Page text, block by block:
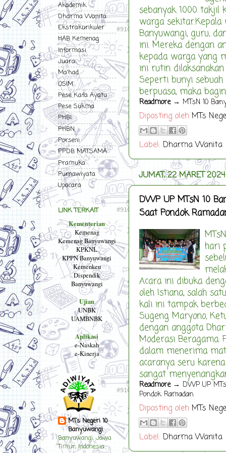
sebanyak 1000 takjil
warga
Banyuwangi, guru,
ini. Mereka dengan
kepada warga yang
ini rutin
Seperti bunyi
berpuasa, maka
Readmore→ MTsN 10
Diposting oleh MTs
Label: Dharma Wanita
JUMAT, 22 MARET 2024
DWP UP MTsN 10
Saat Pondok
hari
Acara ini dibuka
oleh Istiana, salah
kali ini tampak
Sugeng Maryono,
dengan anggota
Moderasi Beragama.
dalam menerima
acaranya seru
sangat
Readmore→ DWP UP
Pondok Ramadan
Diposting oleh MTs
Label: Dharma Wanita
Akademik
Dharma Wanita
Ekstrakurikuler
HAB Kemenag
Informasi
Juara
Ma'had
OSIM
Pese Kafa Ayatu
Pese Sukma
PHBI
PHBN
Porseni
PPDB MATSAMA
Pramuka
Purnawiyata
Upacara
LINK TERKAIT
Kementerian
Kemenag
Kemenag Banyuwangi
KPKNL
KPPN Banyuwangi
Kemenkeu
Dispendik
Banyuwangi
Ujian
UNBK
UAMBNBK
Aplikasi
e-Naskah
e-Kinerja
MTs Negeri 10
Banyuwangi
Banyuwangi, Jawa
Timur, Indonesia